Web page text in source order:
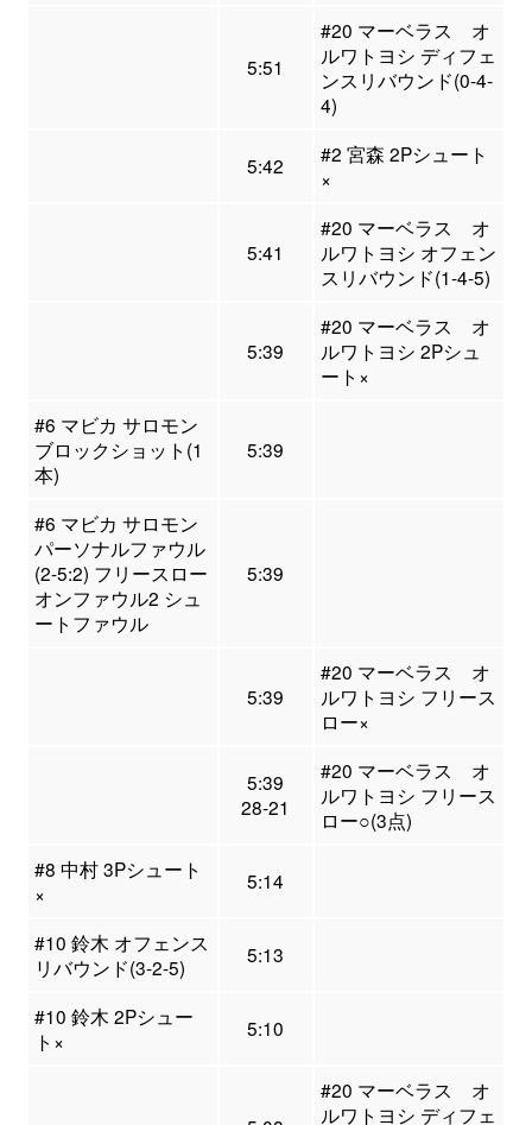
5:51
#20 マーベラス オ
ルワトヨシ ディフェ
ンスリバウンド(0-4-
4)
5:42
#2 宮森 2Pシュート
×
5:41
#20 マーベラス オ
ルワトヨシ オフェン
スリバウンド(1-4-5)
5:39
#20 マーベラス オ
ルワトヨシ 2Pシュ
ート×
#6 マビカ サロモン
ブロックショット(1
本)
5:39
#6 マビカ サロモン
パーソナルファウル
(2-5:2) フリースロー
オンファウル2 シュ
ートファウル
5:39
5:39
#20 マーベラス オ
ルワトヨシ フリース
ロー×
5:39
28-21
#20 マーベラス オ
ルワトヨシ フリース
ロー○(3点)
#8 中村 3Pシュート
×
5:14
#10 鈴木 オフェンス
リバウンド(3-2-5)
5:13
#10 鈴木 2Pシュー
ト×
5:10
#20 マーベラス オ
ルワトヨシ ディフェ